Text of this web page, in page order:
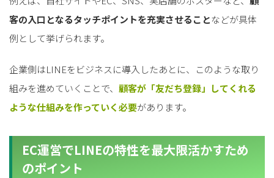
客の入口となるタッチポイントを充実させることなどが具体
例として挙げられます。
企業側はLINEをビジネスに導入したあとに、このような取り
組みを進めていくことで、 顧客が「友だち登録」してくれる
ような仕組みを作っていく必要があります。
EC運営でLINEの特性を最大限活かすため
のポイント